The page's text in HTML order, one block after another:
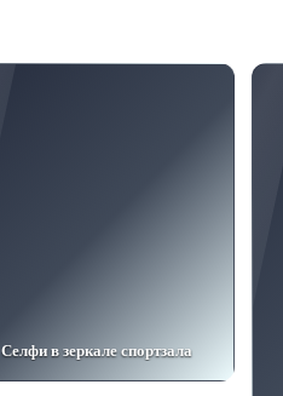
Селфи в зеркале спортзала